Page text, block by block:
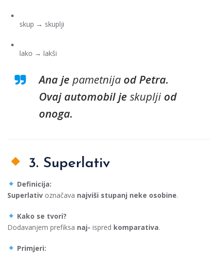
skup → skuplji
lako → lakši
Ana je pametnija od Petra.
Ovaj automobil je skuplji od
onoga.
3. Superlativ
Definicija:
Superlativ označava najviši stupanj neke osobine.
Kako se tvori?
Dodavanjem prefiksa naj- ispred komparativa.
Primjeri: